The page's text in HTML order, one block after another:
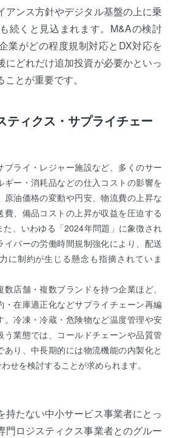
アンス方針やデジタル基盤の上に乗
続くと見込まれます。M&Aの検討
業がどの程度規制対応とDX対応を
にどれだけ追加投資が必要かといっ
とが重要です。
ティクス・サプライチェー
プライ・レジャー施設など、多くのサー
ギー・消耗品などの仕入コストの影響を
原油価格の変動や円安、物流費の上昇な
費、備品コストの上昇が収益を圧迫する
、いわゆる「2024年問題」に象徴され
イバーの労働時間規制強化により、配送
に制約が生じる懸念も指摘されていま
店舗・複数ブランドを持つ企業ほど、
・在庫適正化などサプライチェーン再編
。冷凍・冷蔵・危険物など温度管理や安
う業態では、コールドチェーンや品質管
り、中長期的には物流機能の内製化と
せを検討することが求められます。
持たない中小サービス事業者にとっ
門ロジスティクス事業者とのグルー